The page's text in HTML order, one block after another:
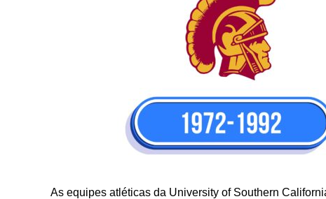
As equipes atléticas da University of Southern